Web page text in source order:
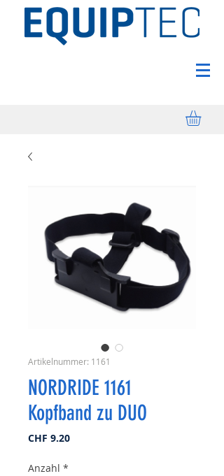
Artikelnummer: 1161
NORDRIDE 1161
Kopfband zu DUO
CHF 9.20Preis
Anzahl *